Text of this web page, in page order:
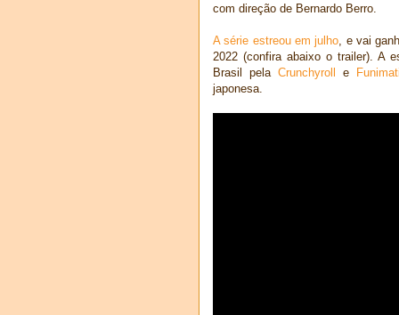
com direção de Bernardo Berro.
A série estreou em julho , e vai
2022 (confira abaixo o trailer). A
Brasil pela Crunchyroll e
japonesa.